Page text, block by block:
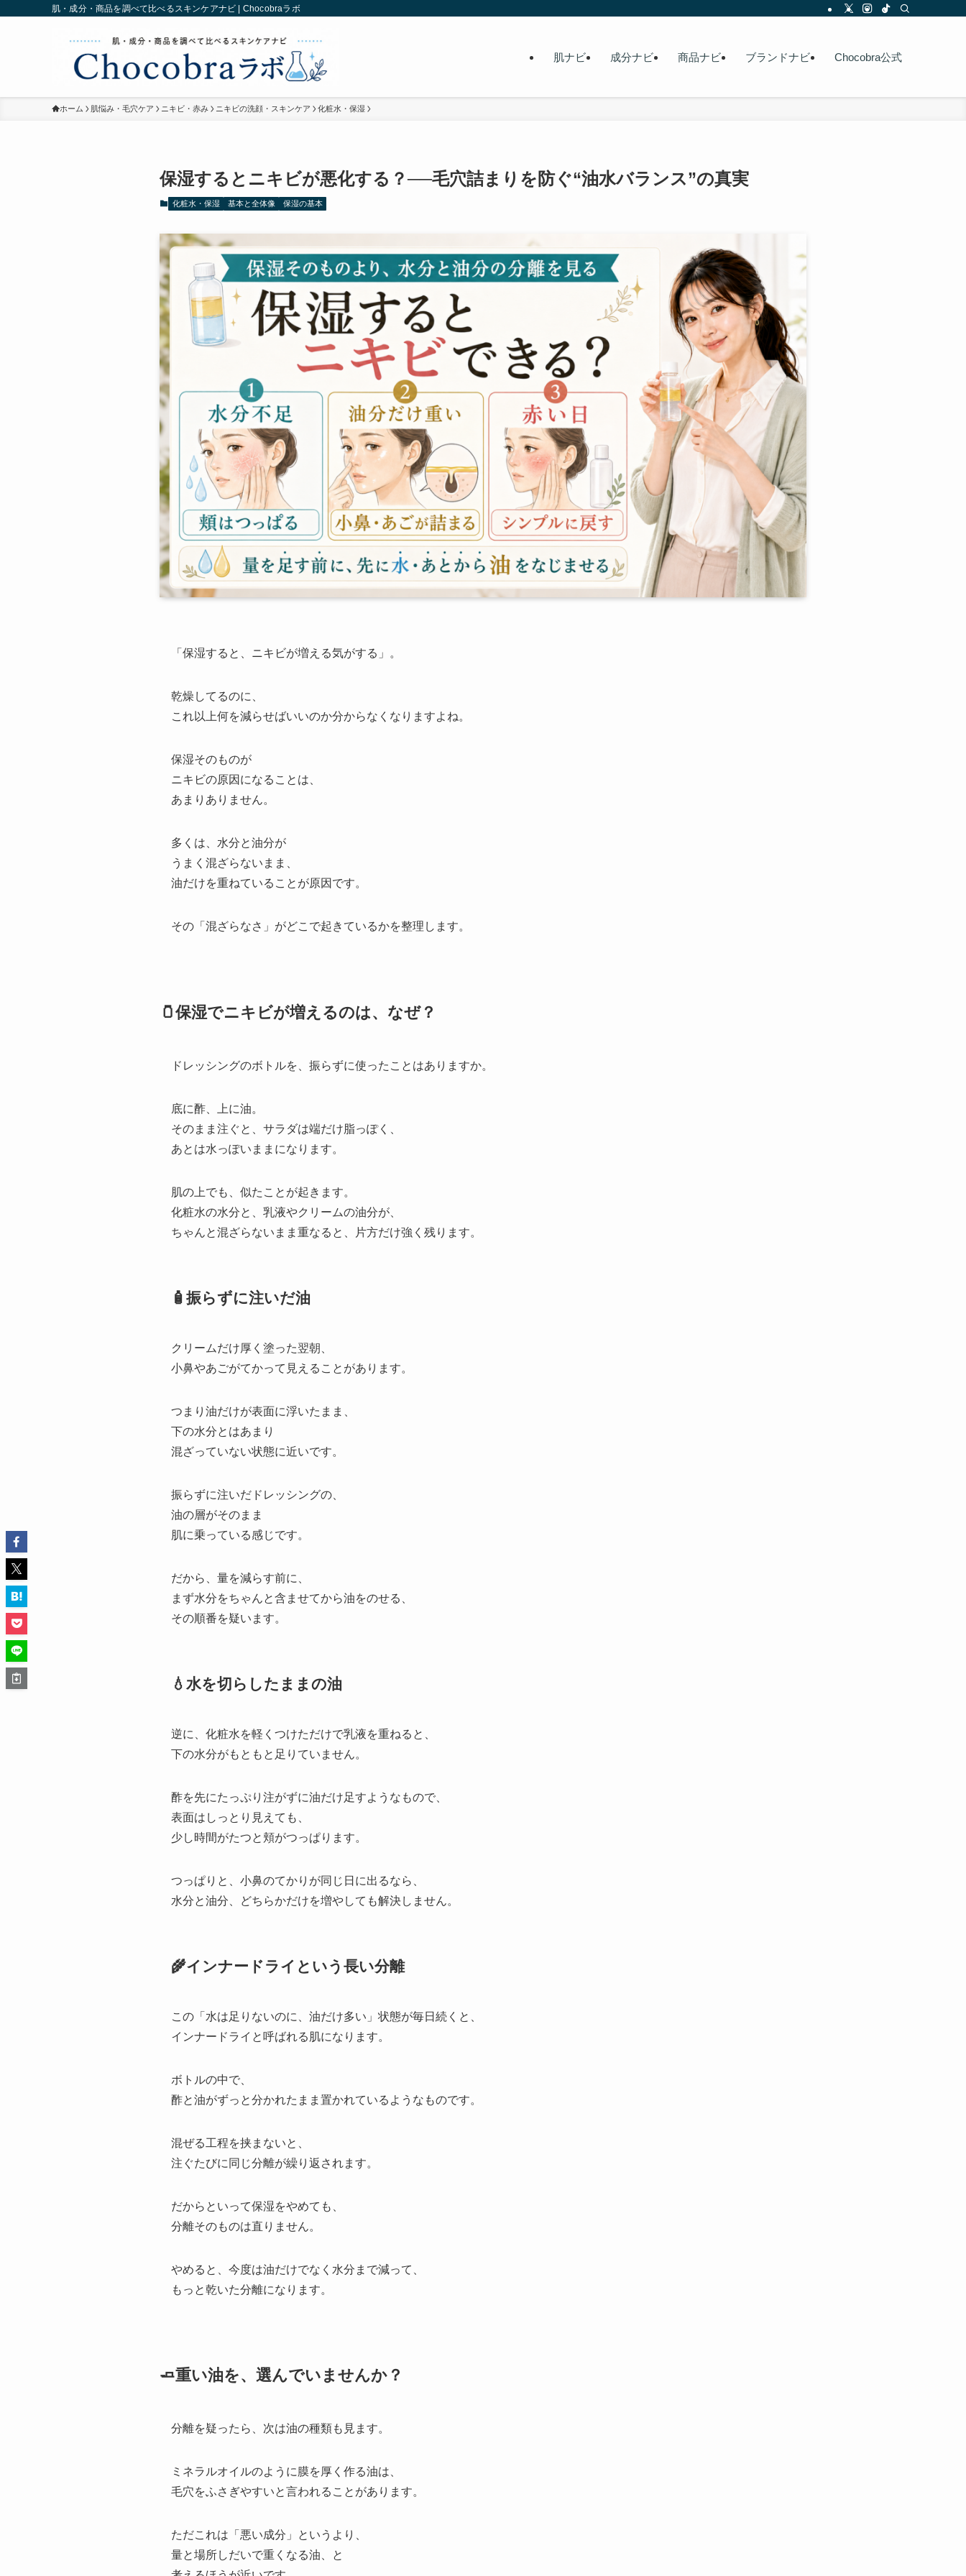
肌・成分・商品を調べて比べるスキンケアナビ | Chocobraラボ
肌ナビ 成分ナビ 商品ナビ ブランドナビ Chocobra公式
ホーム 肌悩み・毛穴ケア ニキビ・赤み ニキビの洗顔・スキンケア 化粧水・保湿
保湿するとニキビが悪化する？──毛穴詰まりを防ぐ“油水バランス”の真実
化粧水・保湿 基本と全体像 保湿の基本
「保湿すると、ニキビが増える気がする」。
乾燥してるのに、
これ以上何を減らせばいいのか分からなくなりますよね。
保湿そのものが
ニキビの原因になることは、
あまりありません。
多くは、水分と油分が
うまく混ざらないまま、
油だけを重ねていることが原因です。
その「混ざらなさ」がどこで起きているかを整理します。
🫙保湿でニキビが増えるのは、なぜ？
ドレッシングのボトルを、振らずに使ったことはありますか。
底に酢、上に油。
そのまま注ぐと、サラダは端だけ脂っぽく、
あとは水っぽいままになります。
肌の上でも、似たことが起きます。
化粧水の水分と、乳液やクリームの油分が、
ちゃんと混ざらないまま重なると、片方だけ強く残ります。
🧴振らずに注いだ油
クリームだけ厚く塗った翌朝、
小鼻やあごがてかって見えることがあります。
つまり油だけが表面に浮いたまま、
下の水分とはあまり
混ざっていない状態に近いです。
振らずに注いだドレッシングの、
油の層がそのまま
肌に乗っている感じです。
だから、量を減らす前に、
まず水分をちゃんと含ませてから油をのせる、
その順番を疑います。
💧水を切らしたままの油
逆に、化粧水を軽くつけただけで乳液を重ねると、
下の水分がもともと足りていません。
酢を先にたっぷり注がずに油だけ足すようなもので、
表面はしっとり見えても、
少し時間がたつと頬がつっぱります。
つっぱりと、小鼻のてかりが同じ日に出るなら、
水分と油分、どちらかだけを増やしても解決しません。
🌾インナードライという長い分離
この「水は足りないのに、油だけ多い」状態が毎日続くと、
インナードライと呼ばれる肌になります。
ボトルの中で、
酢と油がずっと分かれたまま置かれているようなものです。
混ぜる工程を挟まないと、
注ぐたびに同じ分離が繰り返されます。
だからといって保湿をやめても、
分離そのものは直りません。
やめると、今度は油だけでなく水分まで減って、
もっと乾いた分離になります。
🧈重い油を、選んでいませんか？
分離を疑ったら、次は油の種類も見ます。
ミネラルオイルのように膜を厚く作る油は、
毛穴をふさぎやすいと言われることがあります。
ただこれは「悪い成分」というより、
量と場所しだいで重くなる油、と